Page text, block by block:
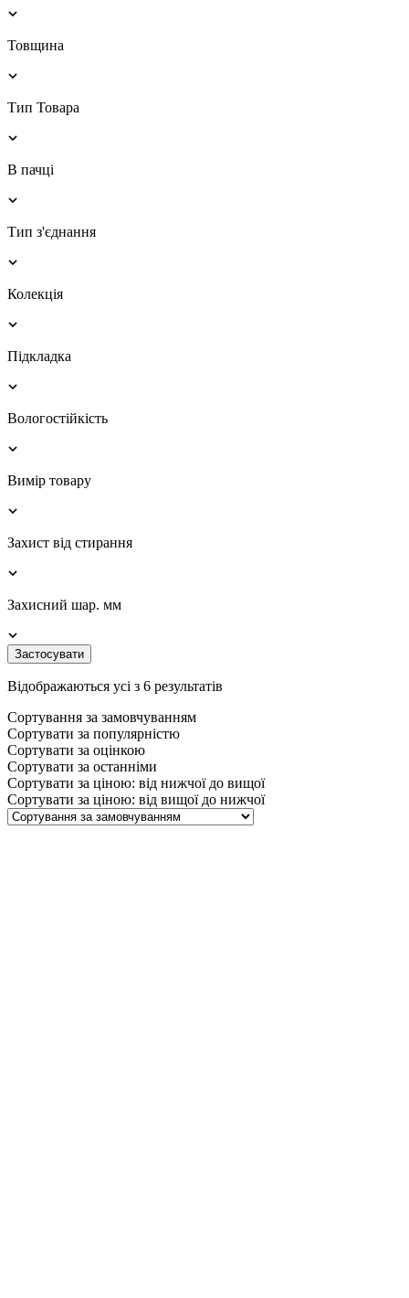
Товщина
Тип Товара
В пачці
Тип з'єднання
Колекція
Підкладка
Вологостійкість
Вимір товару
Захист від стирання
Захисний шар. мм
Застосувати
Відображаються усі з 6 результатів
Сортування за замовчуванням
Сортувати за популярністю
Сортувати за оцінкою
Сортувати за останніми
Сортувати за ціною: від нижчої до вищої
Сортувати за ціною: від вищої до нижчої